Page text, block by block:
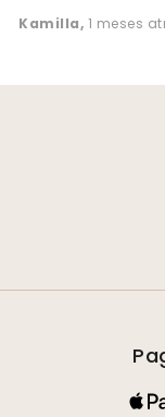
Kamilla, 1 meses